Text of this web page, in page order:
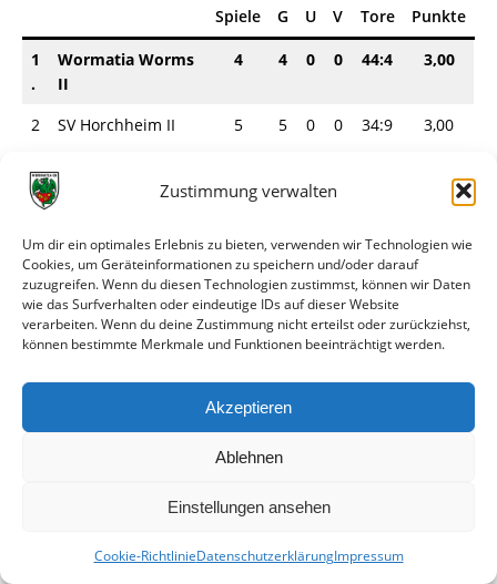
Zustimmung verwalten
Um dir ein optimales Erlebnis zu bieten, verwenden wir Technologien wie
Cookies, um Geräteinformationen zu speichern und/oder darauf
zuzugreifen. Wenn du diesen Technologien zustimmst, können wir Daten
wie das Surfverhalten oder eindeutige IDs auf dieser Website
verarbeiten. Wenn du deine Zustimmung nicht erteilst oder zurückziehst,
können bestimmte Merkmale und Funktionen beeinträchtigt werden.
Akzeptieren
Ablehnen
Einstellungen ansehen
Cookie-RichtlinieDatenschutzerklärungImpressum
Spiele G U V Tore Punkte
1
.
Wormatia Worms
II
4 4 0 0 44:4 3,00
2
SV Horchheim II 5 5 0 0 34:9 3,00
3
TG Westhofen 5 3 1 1
4
.
SV Leiselheim 4 2 1 1
20:1
1
1,75
5
.
JSG JFV Wonnegau 4 1 1 2
15:1
0
1,00
6
FSV 03 Osthofen 4 1 1 2
11:2
1,00
5 1
TSG Pfeddersheim
5 1 0